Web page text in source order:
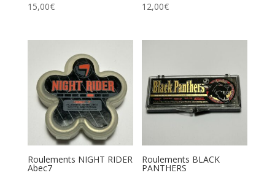
15,00€
12,00€
Roulements NIGHT RIDER
Abec7
Roulements BLACK
PANTHERS